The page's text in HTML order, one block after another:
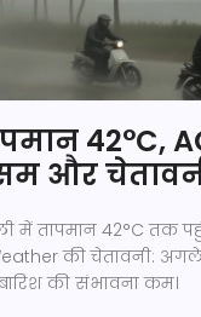
42°C,
और
में तापमान 42°C तक
की चेतावनी:
की संभावना कम।